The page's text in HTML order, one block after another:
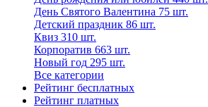
День Святого Валентина 75 шт.
Детский праздник 86 шт.
Квиз 310 шт.
Корпоратив 663 шт.
Новый год 295 шт.
Все категории
Рейтинг бесплатных
Рейтинг платных